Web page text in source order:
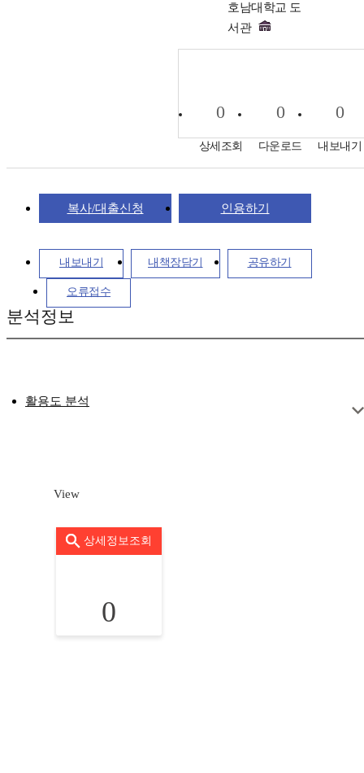
호남대학교 도
서관
0
상세조회
0
다운로드
0
내보내기
복사/대출신청 인용하기
내보내기 내책장담기 공유하기
오류접수
분석정보
활용도 분석
View
상세정보조회
0